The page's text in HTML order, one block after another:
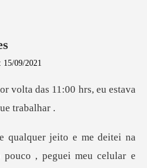
0
15/09/2021
das 11:00 hrs, eu estava
pouco , peguei meu celular e